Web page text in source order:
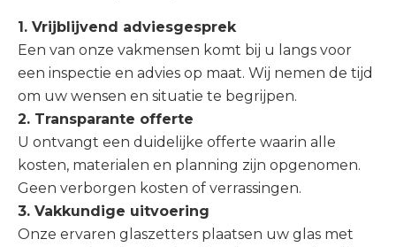
1. Vrijblijvend adviesgesprek
Een van onze vakmensen komt bij u langs voor
een inspectie en advies op maat. Wij nemen de tijd
om uw wensen en situatie te begrijpen.
2. Transparante offerte
U ontvangt een duidelijke offerte waarin alle
kosten, materialen en planning zijn opgenomen.
Geen verborgen kosten of verrassingen.
3. Vakkundige uitvoering
Onze ervaren glaszetters plaatsen uw glas met